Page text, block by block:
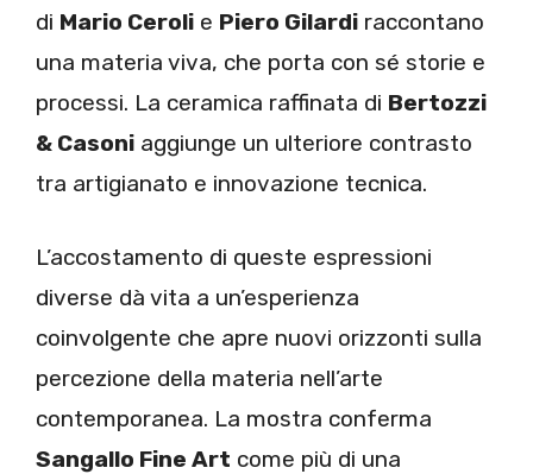
di Mario Ceroli e Piero Gilardi raccontano
una materia viva, che porta con sé storie e
processi. La ceramica raffinata di Bertozzi
& Casoni aggiunge un ulteriore contrasto
tra artigianato e innovazione tecnica.
L’accostamento di queste espressioni
diverse dà vita a un’esperienza
coinvolgente che apre nuovi orizzonti sulla
percezione della materia nell’arte
contemporanea. La mostra conferma
Sangallo Fine Art come più di una